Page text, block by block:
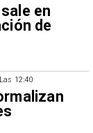
en
de
12:40